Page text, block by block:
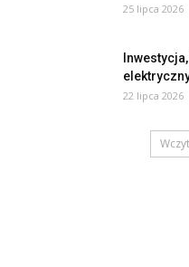
25 lipca 2026
22 lipca 2026